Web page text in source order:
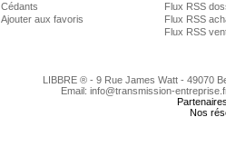
Cédants
Ajouter aux favoris
Flux RSS
Flux RSS
Flux RSS
LIBBRE ® - 9 Rue James Watt - 49070
Email: info@transmission-
Nos